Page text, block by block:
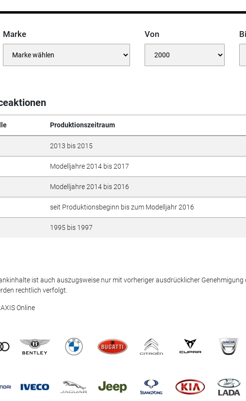
Marke Von
Produktionszeitraum
2013 bis 2015
Modelljahre 2014 bis 2017
Modelljahre 2014 bis 2016
seit Produktionsbeginn bis zum Modelljahr 2016
1995 bis 1997
ist auch auszugsweise nur mit vorheriger ausdrücklicher Genehmigung
rechtlich verfolgt.
Online